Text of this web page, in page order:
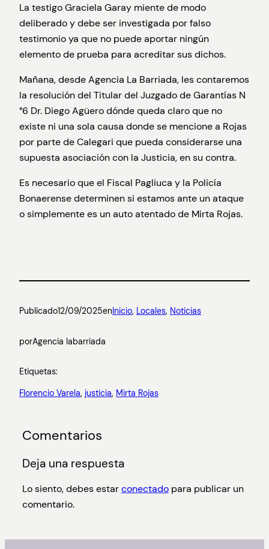
La testigo Graciela Garay miente de modo
deliberado y debe ser investigada por falso
testimonio ya que no puede aportar ningún
elemento de prueba para acreditar sus dichos.
Mañana, desde Agencia La Barriada, les contaremos
la resolución del Titular del Juzgado de Garantías N
°6 Dr. Diego Agüero dónde queda claro que no
existe ni una sola causa donde se mencione a Rojas
por parte de Calegari que pueda considerarse una
supuesta asociación con la Justicia, en su contra.
Es necesario que el Fiscal Pagliuca y la Policía
Bonaerense determinen si estamos ante un ataque
o simplemente es un auto atentado de Mirta Rojas.
Publicado12/09/2025enInicio, Locales, Noticias
porAgencia labarriada
Etiquetas:
Florencio Varela, justicia, Mirta Rojas
Comentarios
Deja una respuesta
Lo siento, debes estarconectadopara publicar un
comentario.